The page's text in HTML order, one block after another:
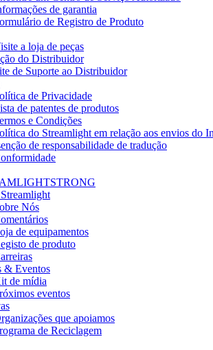
de garantia
de Registro de Produto
a loja de peças
do Distribuidor
de Suporte ao Distribuidor
de Privacidade
de patentes de produtos
e Condições
do Streamlight em relação aos envios do
de responsabilidade de tradução
Nós
de equipamentos
de produto
& Eventos
de mídia
eventos
que apoiamos
de Reciclagem